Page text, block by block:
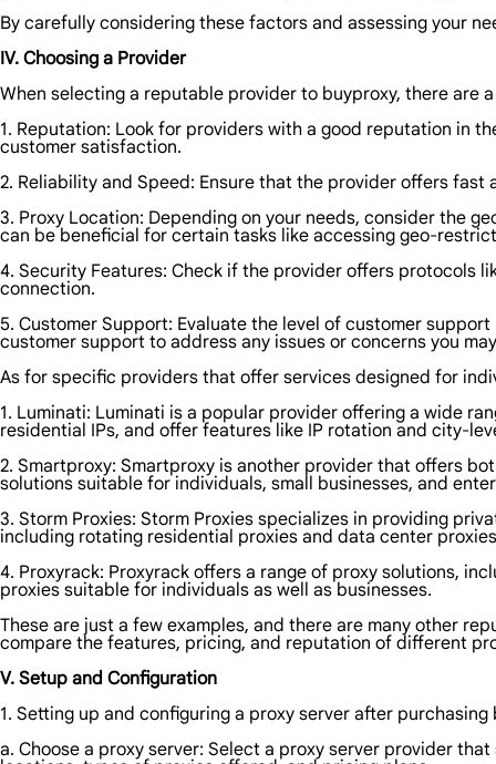
By carefully considering these factors and assessing your
IV. Choosing a Provider
When selecting a reputable provider to buyproxy, there are
1. Reputation: Look for providers with a good reputation in
customer satisfaction.
2. Reliability and Speed: Ensure that the provider offers
3. Proxy Location: Depending on your needs, consider the
can be beneficial for certain tasks like accessing geo-
4. Security Features: Check if the provider offers protocols
connection.
5. Customer Support: Evaluate the level of customer
customer support to address any issues or concerns you
As for specific providers that offer services designed for
1. Luminati: Luminati is a popular provider offering a wide
residential IPs, and offer features like IP rotation and city-
2. Smartproxy: Smartproxy is another provider that offers
solutions suitable for individuals, small businesses, and
3. Storm Proxies: Storm Proxies specializes in providing
including rotating residential proxies and data center
4. Proxyrack: Proxyrack offers a range of proxy solutions,
proxies suitable for individuals as well as businesses.
These are just a few examples, and there are many other
compare the features, pricing, and reputation of different
V. Setup and Configuration
1. Setting up and configuring a proxy server after
a. Choose a proxy server: Select a proxy server provider